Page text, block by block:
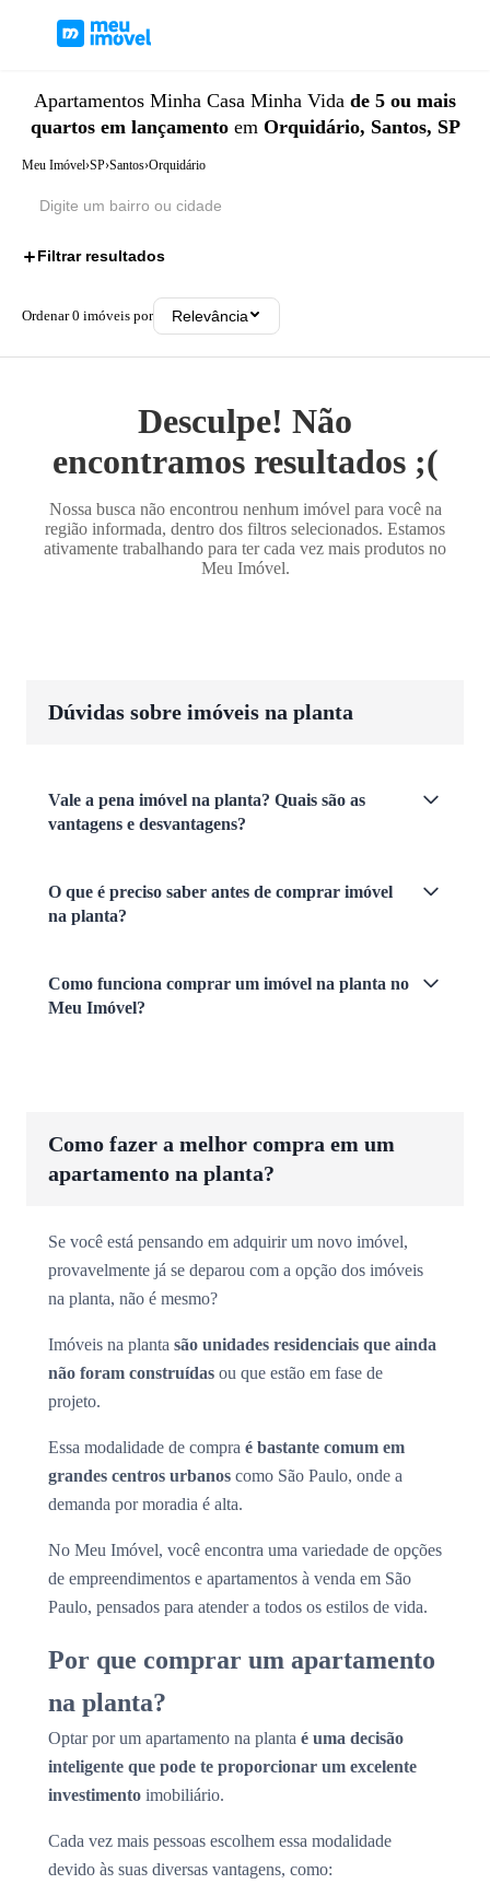
Apartamentos Minha Casa Minha Vida de 5 ou mais
quartos em lançamento em Orquidário, Santos, SP
Meu Imóvel›SP›Santos›Orquidário
Filtrar resultados
Ordenar0 imóveis por Relevância
Desculpe! Não
encontramos resultados ;(
Nossa busca não encontrou nenhum imóvel para você na
região informada, dentro dos filtros selecionados. Estamos
ativamente trabalhando para ter cada vez mais produtos no
Meu Imóvel.
Dúvidas sobre imóveis na planta
Vale a pena imóvel na planta? Quais são as
vantagens e desvantagens?
O que é preciso saber antes de comprar imóvel
na planta?
Como funciona comprar um imóvel na planta no
Meu Imóvel?
Como fazer a melhor compra em um
apartamento na planta?
Se você está pensando em adquirir um novo imóvel,
provavelmente já se deparou com a opção dos imóveis
na planta, não é mesmo?
Imóveis na planta são unidades residenciais que ainda
não foram construídas ou que estão em fase de
projeto.
Essa modalidade de compra é bastante comum em
grandes centros urbanos como São Paulo, onde a
demanda por moradia é alta.
No Meu Imóvel, você encontra uma variedade de opções
de empreendimentos e apartamentos à venda em São
Paulo, pensados para atender a todos os estilos de vida.
Por que comprar um apartamento
na planta?
Optar por um apartamento na planta é uma decisão
inteligente que pode te proporcionar um excelente
investimento imobiliário.
Cada vez mais pessoas escolhem essa modalidade
devido às suas diversas vantagens, como: